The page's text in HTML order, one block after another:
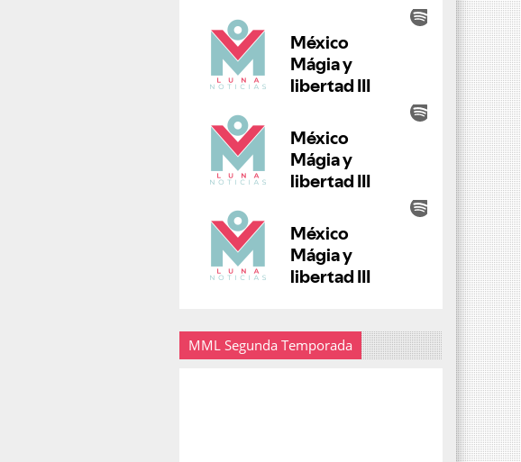
MML Segunda Temporada